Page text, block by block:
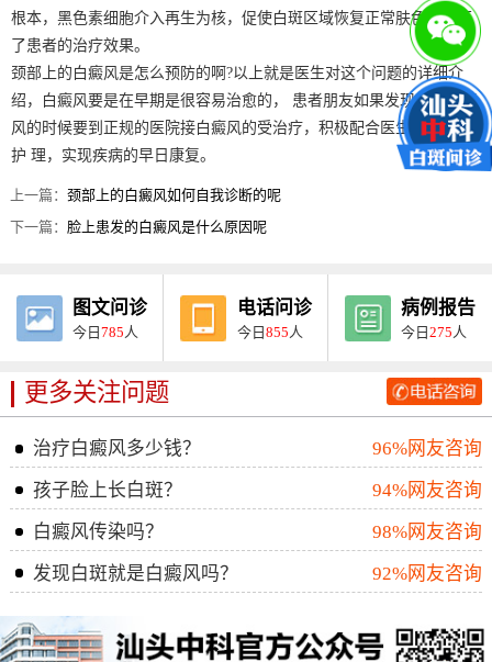
根本，黑色素细胞介入再生为核，促使白斑区域恢复正常肤色，保证
了患者的治疗效果。
颈部上的白癜风是怎么预防的啊?以上就是医生对这个问题的详细介
绍，白癜风要是在早期是很容易治愈的， 患者朋友如果发现患上白癜
风的时候要到正规的医院接白癜风的受治疗，积极配合医生做好日常
护 理，实现疾病的早日康复。
上一篇：颈部上的白癜风如何自我诊断的呢
下一篇：脸上患发的白癜风是什么原因呢
图文问诊
今日785 人
电话问诊
今日855 人
病例报告
今日275 人
更多关注问题
治疗白癜风多少钱？
96%网友咨询
孩子脸上长白斑？
94%网友咨询
白癜风传染吗？
98%网友咨询
发现白斑就是白癜风吗？
92%网友咨询